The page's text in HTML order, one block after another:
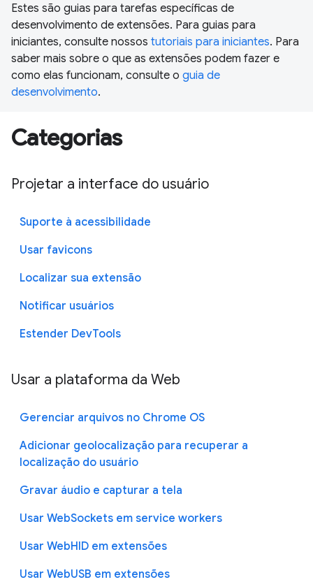
Estes são guias para tarefas específicas de
desenvolvimento de extensões. Para guias para
iniciantes, consulte nossos tutoriais para iniciantes. Para
saber mais sobre o que as extensões podem fazer e
como elas funcionam, consulte o guia de
desenvolvimento.
Categorias
Projetar a interface do usuário
Suporte à acessibilidade
Usar favicons
Localizar sua extensão
Notificar usuários
Estender DevTools
Usar a plataforma da Web
Gerenciar arquivos no Chrome OS
Adicionar geolocalização para recuperar a
localização do usuário
Gravar áudio e capturar a tela
Usar WebSockets em service workers
Usar WebHID em extensões
Usar WebUSB em extensões